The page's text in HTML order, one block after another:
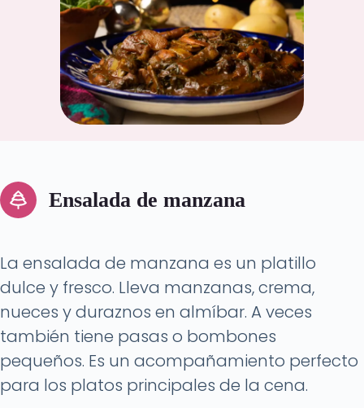
Ensalada de manzana
La ensalada de manzana es un platillo
dulce y fresco. Lleva manzanas, crema,
nueces y duraznos en almíbar. A veces
también tiene pasas o bombones
pequeños. Es un acompañamiento perfecto
para los platos principales de la cena.